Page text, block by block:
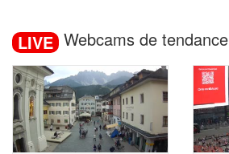
LIVE Webcams de tendance